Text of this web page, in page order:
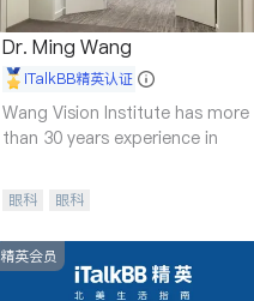
Dr. Ming Wang
iTalkBB精英认证
Wang Vision Institute has more
than 30 years experience in
眼科 眼科
精英会员